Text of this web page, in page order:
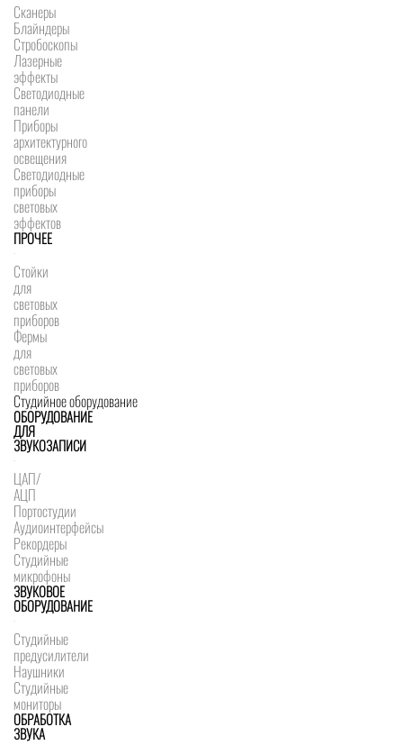
Сканеры
Блайндеры
Стробоскопы
Лазерные
эффекты
Светодиодные
панели
Приборы
архитектурного
освещения
Светодиодные
приборы
световых
эффектов
ПРОЧЕЕ
Стойки
для
световых
приборов
Фермы
для
световых
приборов
Студийное оборудование
ОБОРУДОВАНИЕ
ДЛЯ
ЗВУКОЗАПИСИ
ЦАП/
АЦП
Портостудии
Аудиоинтерфейсы
Рекордеры
Студийные
микрофоны
ЗВУКОВОЕ
ОБОРУДОВАНИЕ
Студийные
предусилители
Наушники
Студийные
мониторы
ОБРАБОТКА
ЗВУКА